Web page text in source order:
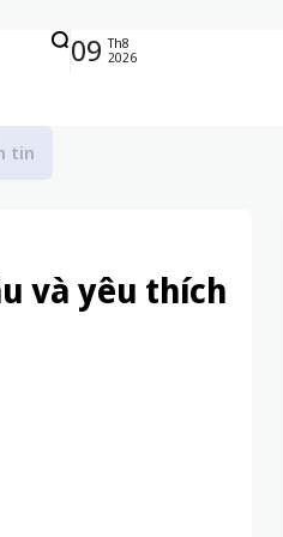
09 Th8
2026
tin
và yêu thích